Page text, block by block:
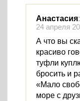
Анастасия:
24 апреля
А что вы
красиво
туфли
бросить и
«Мало
море с